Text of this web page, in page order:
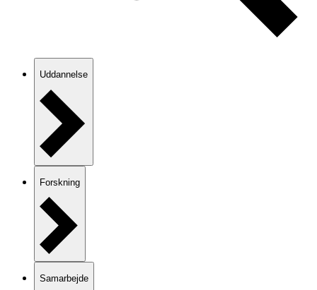
Uddannelse
Forskning
Samarbejde